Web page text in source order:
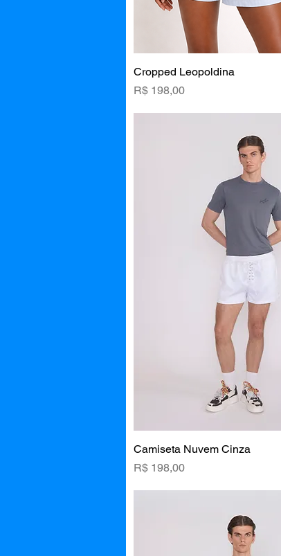
Visualização rápida
Cropped Leopoldina
Preço
R$ 198,00
Visualização rápida
Camiseta Nuvem Cinza
Preço
R$ 198,00